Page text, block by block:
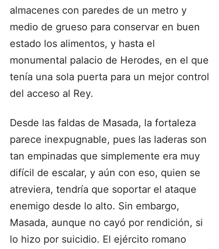
almacenes con paredes de un metro y
medio de grueso para conservar en buen
estado los alimentos, y hasta el
monumental palacio de Herodes, en el que
tenía una sola puerta para un mejor control
del acceso al Rey.
Desde las faldas de Masada, la fortaleza
parece inexpugnable, pues las laderas son
tan empinadas que simplemente era muy
difícil de escalar, y aún con eso, quien se
atreviera, tendría que soportar el ataque
enemigo desde lo alto. Sin embargo,
Masada, aunque no cayó por rendición, si
lo hizo por suicidio. El ejército romano